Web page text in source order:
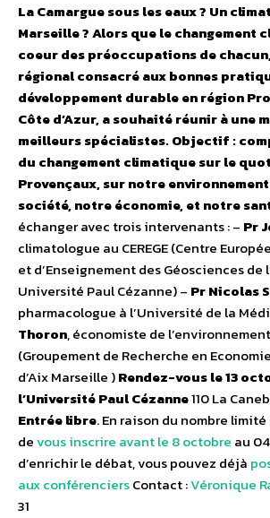
La Camargue sous les eaux ? Un
Marseille ? Alors que le changement
coeur des préoccupations de
régional consacré aux bonnes
développement durable en région
Côte d’Azur, a souhaité réunir à une
meilleurs spécialistes.Objectif :
du changement climatique sur le
Provençaux, sur notre
société, notre économie, et notre
échanger avec trois intervenants : – Pr
climatologue au CEREGE (Centre
et d’Enseignement des Géosciences de
Université Paul Cézanne) – Pr Nicolas
pharmacologue à l’Université de la
Thoron, économiste de l’environnement
(Groupement de Recherche en
d’Aix Marseille )Rendez-vous le 13
l’Université Paul Cézanne110 La
Entrée libre. En raison du nombre
devous inscrire avant le 8 octobre au
d’enrichir le débat, vous pouvez déjà
aux conférenciersContact :Véronique
31